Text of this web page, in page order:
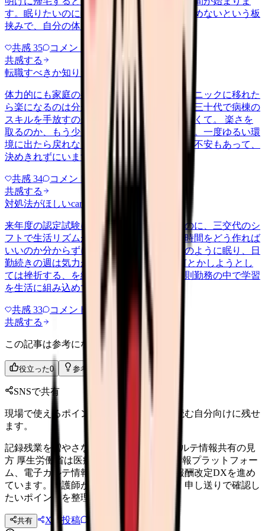
す。眠りたいのに眠れない、休みたいのに休めないという板
挟みで、自分の体を後回しにする…
共感 35 コメント
共感する
転職すべきか知りたい
career-growth 2026/6/28
体力的にも家庭の都合でも、日勤中心のクリニックに移れた
ら楽になるのは分かっています。ただ、まだ三十代で病棟の
スキルを手放すのが惜しい気持ちも、消えなくて。 楽さを
取るのか、もう少し急性期で力をつけるのか。一度ゆるい環
境に出たら戻れなくなるんじゃないかという不安もあって、
決めきれずにいます。考えの整…
共感 34 コメント
共感する
対処法がほしいcareer-growth 2026/6/24
来年度の認定試験に向けて勉強を始めたいのに、三交代のシ
フトで生活リズムが一定せず、机に向かう時間をどう作れば
いいのか分からずにいます。夜勤明けは泥のように眠り、日
勤続きの週は気力が残らない。 気合いで何とかしようとし
ては挫折する、を繰り返しています。不規則勤務の中で学習
を生活に組み込めている方が、…
共感 33 コメント
共感する
この記事は参考になりましたか？
役立った0 参考になった
SNSで共有
現場で使えるポイントを、同僚やあとで読む自分向けに残せ
ます。
記録残業を増やさない。医療DXと電子カルテ情報共有の見
方 厚生労働省は医療DXとして全国医療情報プラットフォー
ム、電子カルテ情報共有サービス、診療報酬改定DXを進め
ています。看護師が記録残業、退院支援、申し送りで確認し
たいポイントを整理します。
共有 Xに投稿